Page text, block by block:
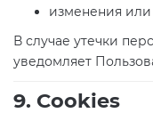
изменения
В случае утечки
уведомляет
9. Cookies